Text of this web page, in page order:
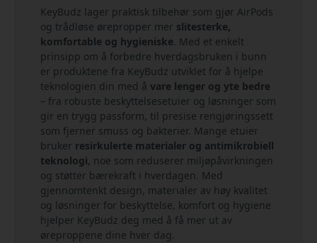
KeyBudz lager praktisk tilbehør som gjør AirPods
og trådløse ørepropper mer slitesterke,
komfortable og hygieniske. Med et enkelt
prinsipp om å forbedre hverdagsbruken i bunn
er produktene fra KeyBudz utviklet for å hjelpe
teknologien din med å vare lenger og yte bedre
– fra robuste beskyttelsesetuier og løsninger som
gir en trygg passform, til presise rengjøringssett
som fjerner smuss og bakterier. Mange etuier
bruker resirkulerte materialer og antimikrobiell
teknologi, noe som reduserer miljøpåvirkningen
og støtter bærekraft i hverdagen. Med
gjennomtenkt design, materialer av høy kvalitet
og løsninger for beskyttelse, komfort og hygiene
hjelper KeyBudz deg med å få mer ut av
øreproppene dine hver dag.